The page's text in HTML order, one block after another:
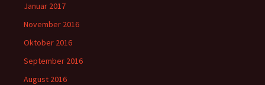
Januar 2017
November 2016
Oktober 2016
September 2016
August 2016